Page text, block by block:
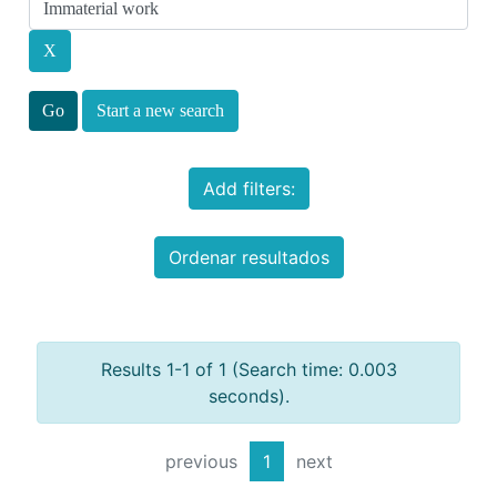
Start a new search
Add filters:
Ordenar resultados
Results 1-1 of 1 (Search time: 0.003
seconds).
previous 1 next